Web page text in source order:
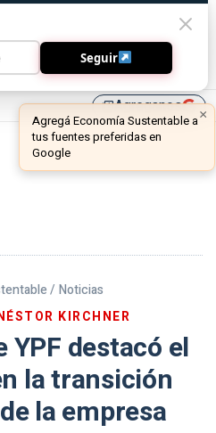
library_addAgreganos
/ Noticias
KIRCHNER
YPF destacó el
la transición
la empresa
Seguir